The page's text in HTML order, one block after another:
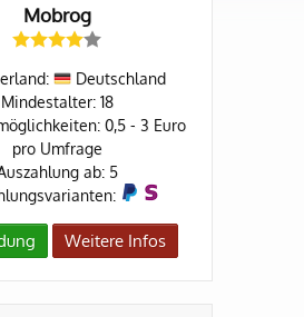
Mobrog
Deutschland
Mindestalter: 18
0,5 - 3 Euro
pro Umfrage
ab: 5
Weitere Infos